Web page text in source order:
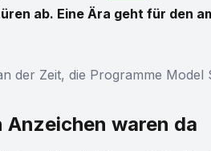
ab. Eine Ära geht für den
der Zeit, die Programme
Anzeichen waren da